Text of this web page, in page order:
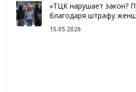
«ТЦК нарушает закон?
благодаря штрафу
15.05.2026